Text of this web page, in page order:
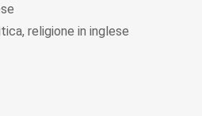
religione in inglese